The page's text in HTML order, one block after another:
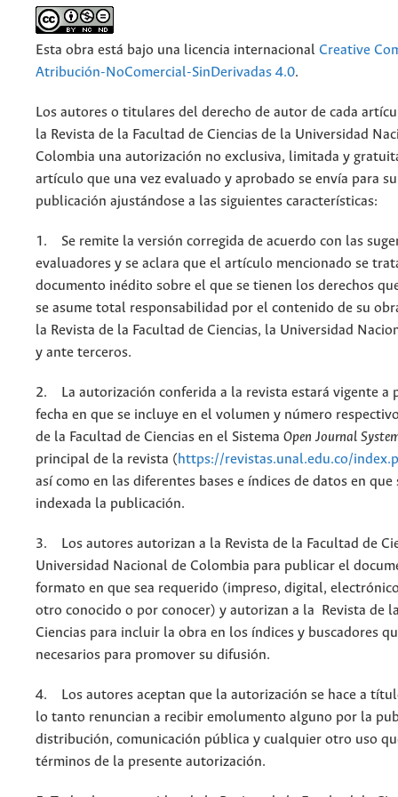
Esta obra está bajo una licencia internacional Creative
Atribución-NoComercial-SinDerivadas 4.0.
Los autores o titulares del derecho de autor de cada
la Revista de la Facultad de Ciencias de la Universidad
Colombia una autorización no exclusiva, limitada y
artículo que una vez evaluado y aprobado se envía para
publicación ajustándose a las siguientes características:
1. Se remite la versión corregida de acuerdo con las
evaluadores y se aclara que el artículo mencionado se
documento inédito sobre el que se tienen los derechos
se asume total responsabilidad por el contenido de su
la Revista de la Facultad de Ciencias, la Universidad
y ante terceros.
2. La autorización conferida a la revista estará vigente a
fecha en que se incluye en el volumen y número
de la Facultad de Ciencias en el Sistema Open Journal
principal de la revista (https://revistas.unal.edu.co/
así como en las diferentes bases e índices de datos en que
indexada la publicación.
3. Los autores autorizan a la Revista de la Facultad de
Universidad Nacional de Colombia para publicar el
formato en que sea requerido (impreso, digital,
otro conocido o por conocer) y autorizan a la Revista de
Ciencias para incluir la obra en los índices y buscadores
necesarios para promover su difusión.
4. Los autores aceptan que la autorización se hace a
lo tanto renuncian a recibir emolumento alguno por la
distribución, comunicación pública y cualquier otro uso
términos de la presente autorización.